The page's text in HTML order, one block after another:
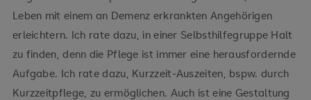
Leben mit einem an Demenz erkrankten Angehörigen
erleichtern. Ich rate dazu, in einer Selbsthilfegruppe Halt
zu finden, denn die Pflege ist immer eine herausfordernde
Aufgabe. Ich rate dazu, Kurzzeit-Auszeiten, bspw. durch
Kurzzeitpflege, zu ermöglichen. Auch ist eine Gestaltung